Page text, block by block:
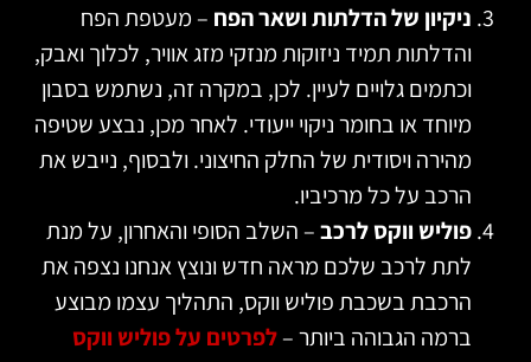
ניקיון של הדלתות ושאר הפח– מעטפת הפח
והדלתות תמיד ניזוקות מנזקי מזג אוויר, לכלוך ואבק,
וכתמים גלויים לעיין. לכן, במקרה זה, נשתמש בסבון
מיוחד או בחומר ניקוי ייעודי. לאחר מכן, נבצע שטיפה
מהירה ויסודית של החלק החיצוני. ולבסוף, נייבש את
הרכב על כל מרכיביו.
פוליש ווקס לרכב– השלב הסופי והאחרון, על מנת
לתת לרכב שלכם מראה חדש ונוצץ אנחנו נצפה את
הרכבת בשכבת פוליש ווקס, התהליך עצמו מבוצע
ברמה הגבוהה ביותר –לפרטים על פוליש ווקס